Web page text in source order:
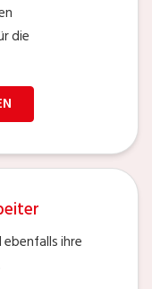
die
ihre